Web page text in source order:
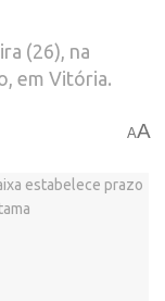
(26), na
em Vitória.
AA